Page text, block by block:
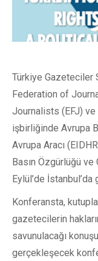
Türkiye Gazeteciler
Federation of
Journalists (EFJ) ve
işbirliğinde Avrupa
Avrupa Aracı
Basın Özgürlüğü
Eylül’de
Konferansta,
gazetecilerin
savunulacağı
gerçekleşecek